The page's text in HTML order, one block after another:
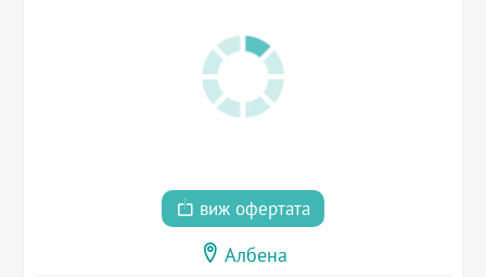
виж офертата
Албена